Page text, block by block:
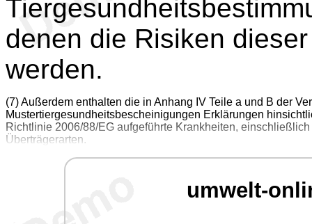
denen die Risiken
werden.
(7) Außerdem enthalten die in Anhang IV Teile a und B der
Mustertiergesundheitsbescheinigungen Erklärungen
Richtlinie 2006/88/EG aufgeführte Krankheiten,
Überträgerarten.
umwelt-